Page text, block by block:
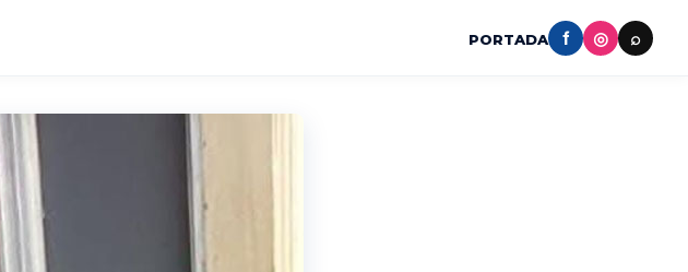
PORTADA f ◎ ⌕